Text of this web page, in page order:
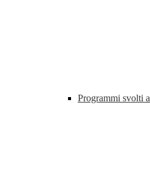
Programmi svolti